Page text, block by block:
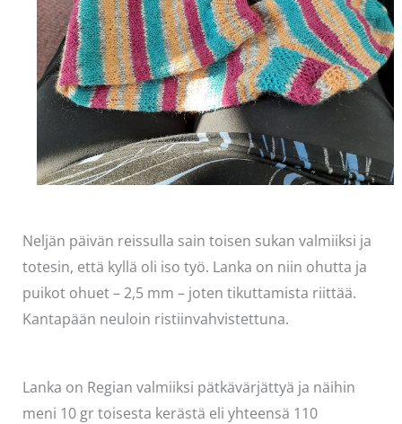
Neljän päivän reissulla sain toisen sukan valmiiksi ja
totesin, että kyllä oli iso työ. Lanka on niin ohutta ja
puikot ohuet – 2,5 mm – joten tikuttamista riittää.
Kantapään neuloin ristiinvahvistettuna.
Lanka on Regian valmiiksi pätkävärjättyä ja näihin
meni 10 gr toisesta kerästä eli yhteensä 110